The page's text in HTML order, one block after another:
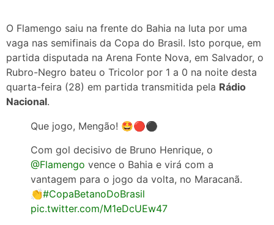
O Flamengo saiu na frente do Bahia na luta por uma
vaga nas semifinais da Copa do Brasil. Isto porque, em
partida disputada na Arena Fonte Nova, em Salvador, o
Rubro-Negro bateu o Tricolor por 1 a 0 na noite desta
quarta-feira (28) em partida transmitida pela Rádio
Nacional.
Que jogo, Mengão! 🤩🔴⚫️
Com gol decisivo de Bruno Henrique, o
@Flamengo vence o Bahia e virá com a
vantagem para o jogo da volta, no Maracanã.
👏#CopaBetanoDoBrasil
pic.twitter.com/M1eDcUEw47